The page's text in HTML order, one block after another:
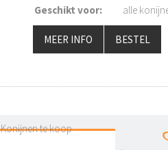
Geschikt voor: alle
MEER INFO BESTEL
Konijnen te koop